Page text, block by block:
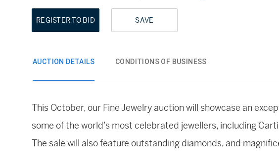
REGISTER TO BID SAVE
AUCTION DETAILS CONDITIONS OF BUSINESS
This October, our Fine Jewelry auction will showcase an
some of the world’s most celebrated jewellers, including
The sale will also feature outstanding diamonds, and